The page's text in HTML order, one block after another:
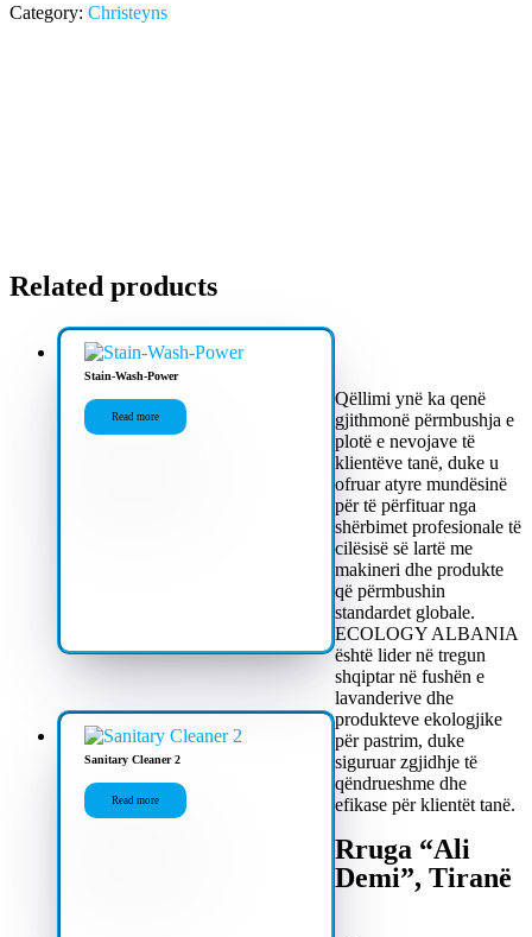
Category: Christeyns
Related products
Stain-Wash-Power
Read more
Sanitary Cleaner 2
Read more
Qëllimi ynë ka qenë
gjithmonë përmbushja e
plotë e nevojave të
klientëve tanë, duke u
ofruar atyre mundësinë
për të përfituar nga
shërbimet profesionale të
cilësisë së lartë me
makineri dhe produkte
që përmbushin
standardet globale.
ECOLOGY ALBANIA
është lider në tregun
shqiptar në fushën e
lavanderive dhe
produkteve ekologjike
për pastrim, duke
siguruar zgjidhje të
qëndrueshme dhe
efikase për klientët tanë.
Rruga “Ali
Demi”, Tiranë